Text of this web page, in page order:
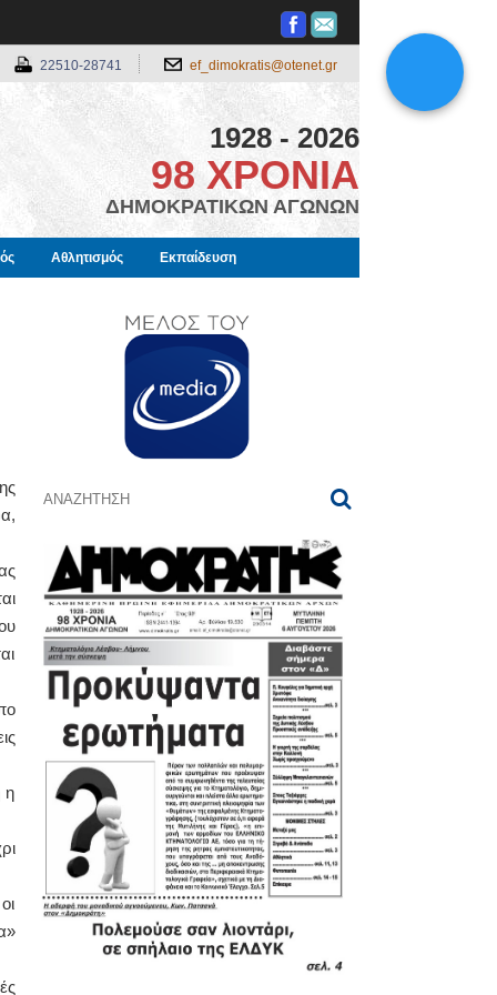
22510-28741 ef_dimokratis@otenet.gr
1928 - 2026
98 ΧΡΟΝΙΑ
ΔΗΜΟΚΡΑΤΙΚΩΝ ΑΓΩΝΩΝ
Αθλητισμός Εκπαίδευση
η